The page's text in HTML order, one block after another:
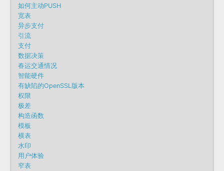
如何主动PUSH
宽表
异步支付
引流
支付
数据决策
春运交通情况
智能硬件
有缺陷的OpenSSL版本
权限
极差
构造函数
模板
横表
水印
用户体验
窄表